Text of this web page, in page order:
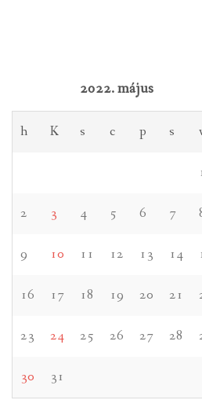
2022. május
h K s c p s
2 3 4 5 6 7
9 10 11 12 13 14
16 17 18 19 20 21
23 24 25 26 27 28
30 31